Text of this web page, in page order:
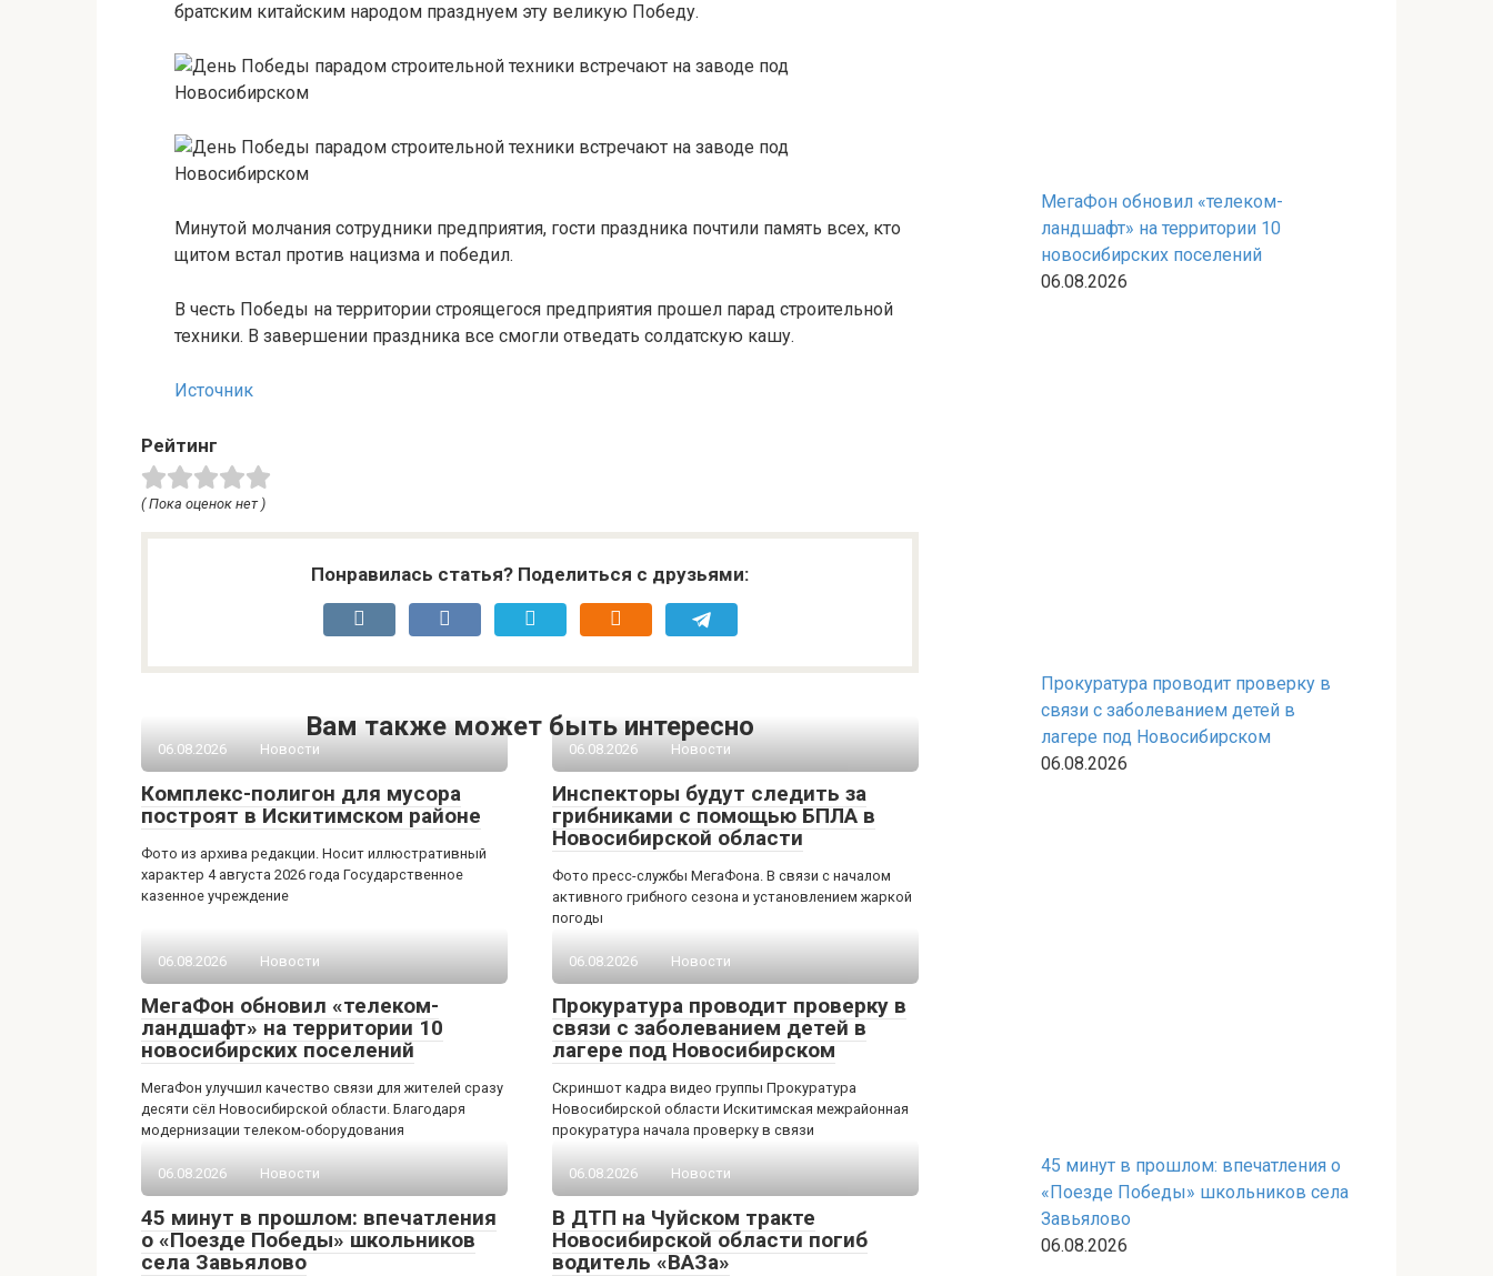
братским китайским народом празднуем эту великую Победу.
Минутой молчания сотрудники предприятия, гости праздника почтили память всех, кто
щитом встал против нацизма и победил.
В честь Победы на территории строящегося предприятия прошел парад строительной
техники. В завершении праздника все смогли отведать солдатскую кашу.
Источник
Рейтинг
( Пока оценок нет )
Понравилась статья? Поделиться с друзьями:
Вам также может быть интересно
06.08.2026 Новости
Комплекс-полигон для мусора
построят в Искитимском районе
Фото из архива редакции. Носит иллюстративный
характер 4 августа 2026 года Государственное
казенное учреждение
06.08.2026 Новости
Инспекторы будут следить за
грибниками с помощью БПЛА в
Новосибирской области
Фото пресс-службы МегаФона. В связи с началом
активного грибного сезона и установлением жаркой
погоды
06.08.2026 Новости
МегаФон обновил «телеком-
ландшафт» на территории 10
новосибирских поселений
МегаФон улучшил качество связи для жителей сразу
десяти сёл Новосибирской области. Благодаря
модернизации телеком-оборудования
06.08.2026 Новости
Прокуратура проводит проверку в
связи с заболеванием детей в
лагере под Новосибирском
Скриншот кадра видео группы Прокуратура
Новосибирской области Искитимская межрайонная
прокуратура начала проверку в связи
06.08.2026 Новости
45 минут в прошлом: впечатления
о «Поезде Победы» школьников
села Завьялово
06.08.2026 Новости
В ДТП на Чуйском тракте
Новосибирской области погиб
водитель «ВАЗа»
МегаФон обновил «телеком-
ландшафт» на территории 10
новосибирских поселений
06.08.2026
Прокуратура проводит проверку в
связи с заболеванием детей в
лагере под Новосибирском
06.08.2026
45 минут в прошлом: впечатления о
«Поезде Победы» школьников села
Завьялово
06.08.2026